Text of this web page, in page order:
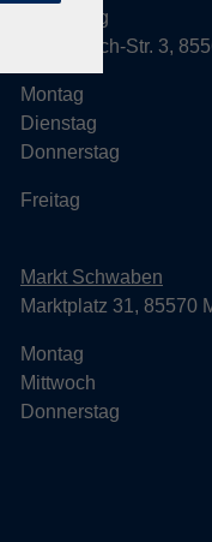
Ebersberg
Dr.-Wintrich-Str. 3,
Montag
Dienstag
Donnerstag
Freitag
Markt Schwaben
Marktplatz 31, 85570
Montag
Mittwoch
Donnerstag